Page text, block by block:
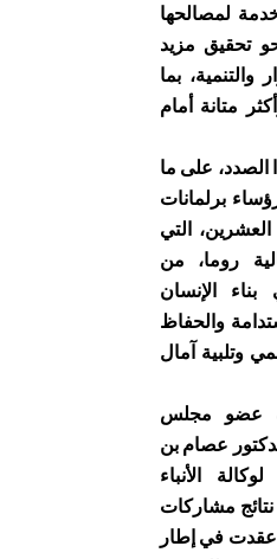
لمصالحها
تحقيق مزيد
والتنمية، بما
متانة أمام
الصدد، على ما
برلمانات
التي
روما، من
الإنسان
والحفاظ
وتلبية آمال
عضو مجلس
الدكتور عصام بن
الأنباء
مشاركات
عقدت في إطار